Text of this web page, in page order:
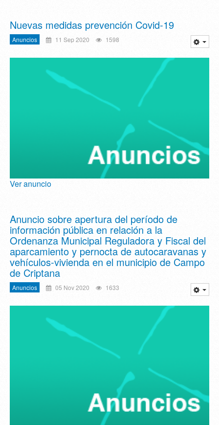
Nuevas medidas prevención Covid-19
Anuncios 11 Sep 2020 1598
Ver anuncio
Anuncio sobre apertura del período de
información pública en relación a la
Ordenanza Municipal Reguladora y Fiscal del
aparcamiento y pernocta de autocaravanas y
vehículos-vivienda en el municipio de Campo
de Criptana
Anuncios 05 Nov 2020 1633